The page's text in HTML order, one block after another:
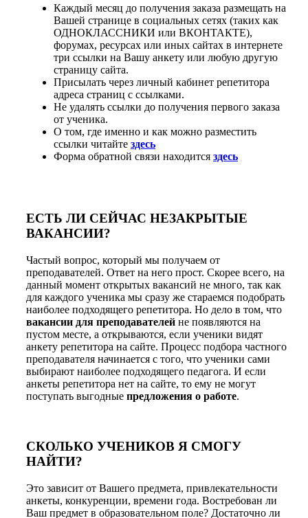
Каждый месяц до получения заказа размещать на
Вашей странице в социальных сетях (таких как
ОДНОКЛАССНИКИ или ВКОНТАКТЕ),
форумах, ресурсах или иных сайтах в интернете
три ссылки на Вашу анкету или любую другую
страницу сайта.
Присылать через личный кабинет репетитора
адреса страниц с ссылками.
Не удалять ссылки до получения первого заказа
от ученика.
О том, где именно и как можно разместить
ссылки читайте здесь
Форма обратной связи находится здесь
ЕСТЬ ЛИ СЕЙЧАС НЕЗАКРЫТЫЕ
ВАКАНСИИ?
Частый вопрос, который мы получаем от
преподавателей. Ответ на него прост. Скорее всего, на
данный момент открытых вакансий не много, так как
для каждого ученика мы сразу же стараемся подобрать
наиболее подходящего репетитора. Но дело в том, что
вакансии для преподавателей не появляются на
пустом месте, а открываются, если ученики видят
анкету репетитора на сайте. Процесс подбора частного
преподавателя начинается с того, что ученики сами
выбирают наиболее подходящего педагога. И если
анкеты репетитора нет на сайте, то ему не могут
поступать выгодные предложения о работе.
СКОЛЬКО УЧЕНИКОВ Я СМОГУ
НАЙТИ?
Это зависит от Вашего предмета, привлекательности
анкеты, конкуренции, времени года. Востребован ли
Ваш предмет в образовательном поле? Достаточно ли